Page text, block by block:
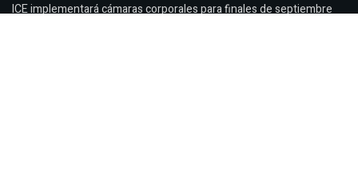
ICE implementará cámaras corporales para finales de septiembre